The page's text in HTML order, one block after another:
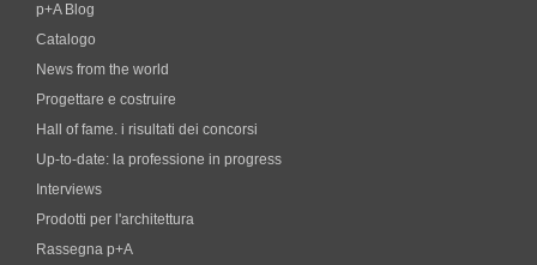
p+A Blog
Catalogo
News from the world
Progettare e costruire
Hall of fame. i risultati dei concorsi
Up-to-date: la professione in progress
Interviews
Prodotti per l'architettura
Rassegna p+A